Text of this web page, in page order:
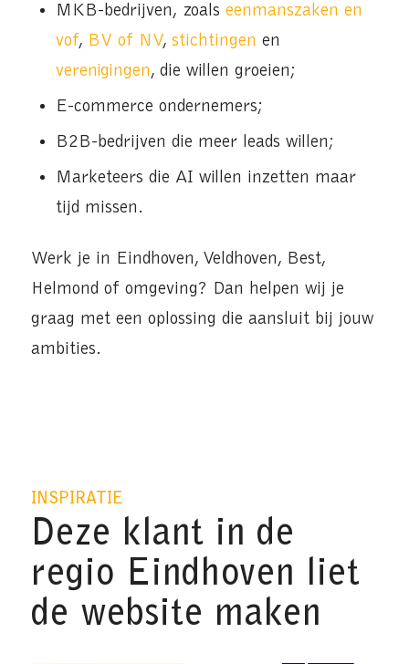
MKB-bedrijven, zoals eenmanszaken en
vof, BV of NV, stichtingen en
verenigingen, die willen groeien;
E-commerce ondernemers;
B2B-bedrijven die meer leads willen;
Marketeers die AI willen inzetten maar
tijd missen.
Werk je in Eindhoven, Veldhoven, Best,
Helmond of omgeving? Dan helpen wij je
graag met een oplossing die aansluit bij jouw
ambities.
INSPIRATIE
Deze klant in de
regio Eindhoven liet
de website maken